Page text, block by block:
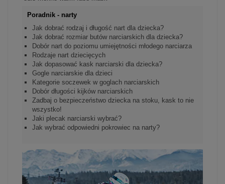
Poradnik - narty
Jak dobrać rodzaj i długość nart dla dziecka?
Jak dobrać rozmiar butów narciarskich dla dziecka?
Dobór nart do poziomu umiejętności młodego narciarza
Rodzaje nart dziecięcych
Jak dopasować kask narciarski dla dziecka?
Gogle narciarskie dla dzieci
Kategorie soczewek w goglach narciarskich
Dobór długości kijków narciarskich
Zadbaj o bezpieczeństwo dziecka na stoku, kask to nie
wszystko!
Jaki plecak narciarski wybrać?
Jak wybrać odpowiedni pokrowiec na narty?